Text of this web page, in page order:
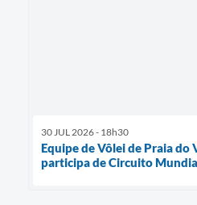
30 JUL 2026 - 18h30
Equipe de Vôlei de Praia do
participa de Circuito